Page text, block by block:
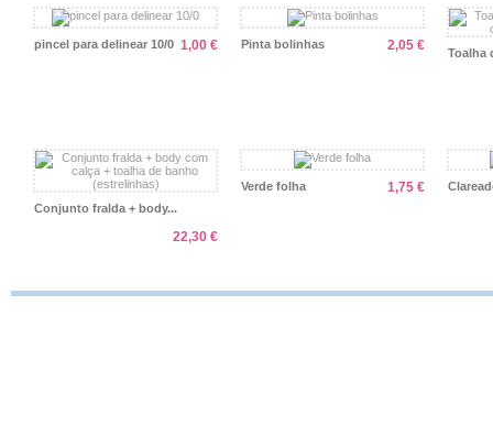
pincel para delinear 10/0 1,00 € Pinta bolinhas 2,05 € Toalha
Conjunto fralda + body...
22,30 €
Verde folha 1,75 €